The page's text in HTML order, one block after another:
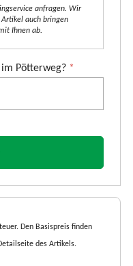
anfragen. Wir
auch bringen
Ihnen ab.
Pötterweg? *
Den Basispreis finden
des Artikels.